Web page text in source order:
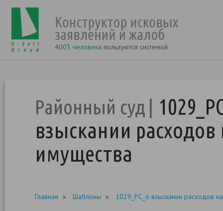
4003 человека пользуются системой
Районный суд
взыскании
имущества
Главная Шаблоны 1029_РС_о взыскании расходов